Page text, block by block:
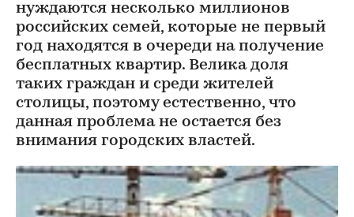
нуждаются несколько миллионов
российских семей, которые не первый
год находятся в очереди на получение
бесплатных квартир. Велика доля
таких граждан и среди жителей
столицы, поэтому естественно, что
данная проблема не остается без
внимания городских властей.